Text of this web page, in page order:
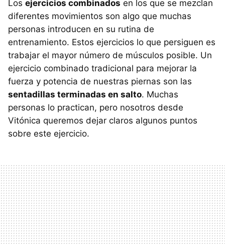
Los ejercicios combinados en los que se mezclan
diferentes movimientos son algo que muchas
personas introducen en su rutina de
entrenamiento. Estos ejercicios lo que persiguen es
trabajar el mayor número de músculos posible. Un
ejercicio combinado tradicional para mejorar la
fuerza y potencia de nuestras piernas son las
sentadillas terminadas en salto. Muchas
personas lo practican, pero nosotros desde
Vitónica queremos dejar claros algunos puntos
sobre este ejercicio.